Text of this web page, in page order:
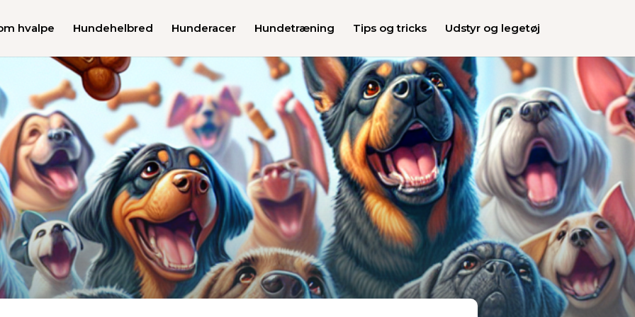
hvalpe Hundehelbred Hunderacer Hundetræning Tips og tricks Udstyr og legetøj